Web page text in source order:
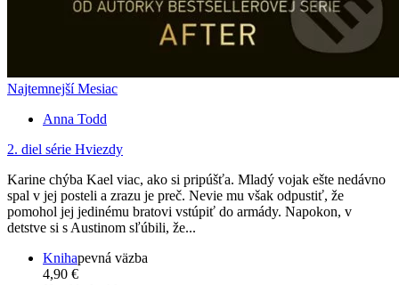
Najtemnejší Mesiac
Anna Todd
2. diel série Hviezdy
Karine chýba Kael viac, ako si pripúšťa. Mladý vojak ešte nedávno
spal v jej posteli a zrazu je preč. Nevie mu však odpustiť, že
pomohol jej jedinému bratovi vstúpiť do armády. Napokon, v
detstve si s Austinom sľúbili, že...
Knihapevná väzba
4,90 €